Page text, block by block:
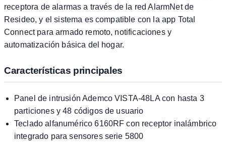
receptora de alarmas a través de la red AlarmNet de
Resideo, y el sistema es compatible con la app Total
Connect para armado remoto, notificaciones y
automatización básica del hogar.
Características principales
Panel de intrusión Ademco VISTA-48LA con hasta 3
particiones y 48 códigos de usuario
Teclado alfanumérico 6160RF con receptor inalámbrico
integrado para sensores serie 5800